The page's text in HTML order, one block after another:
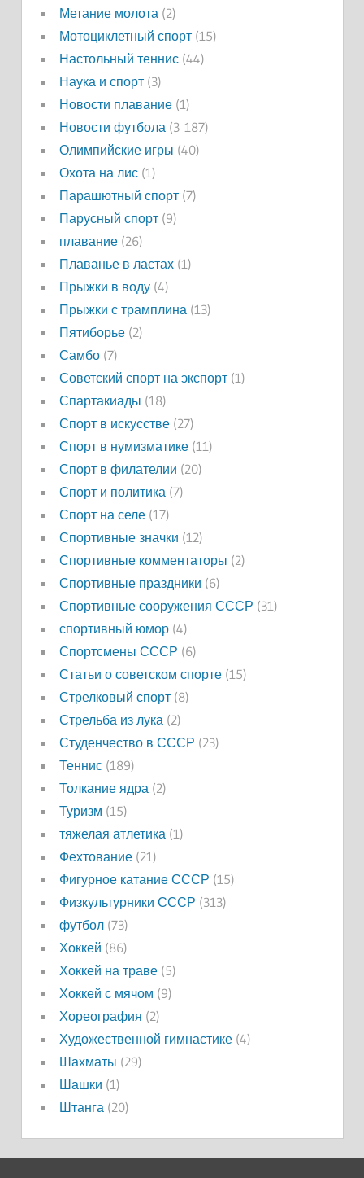
Метание молота (2)
Мотоциклетный спорт(15)
Настольный теннис(44)
Наука и спорт(3)
Новости плавание(1)
Новости футбола (3 187)
Олимпийские игры (40)
Охота на лис(1)
Парашютный спорт(7)
Парусный спорт(9)
плавание(26)
Плаванье в ластах(1)
Прыжки в воду(4)
Прыжки с трамплина (13)
Пятиборье(2)
Самбо(7)
Советский спорт на экспорт(1)
Спартакиады (18)
Спорт в искусстве(27)
Спорт в нумизматике(11)
Спорт в филателии (20)
Спорт и политика (7)
Спорт на селе(17)
Спортивные значки (12)
Спортивные комментаторы (2)
Спортивные праздники (6)
Спортивные сооружения СССР (31)
спортивный юмор(4)
Спортсмены СССР (6)
Статьи о советском спорте(15)
Стрелковый спорт(8)
Стрельба из лука (2)
Студенчество в СССР (23)
Теннис(189)
Толкание ядра (2)
Туризм (15)
тяжелая атлетика (1)
Фехтование(21)
Фигурное катание СССР (15)
Физкультурники СССР (313)
футбол(73)
Хоккей (86)
Хоккей на траве(5)
Хоккей с мячом (9)
Хореография (2)
Художественной гимнастике(4)
Шахматы (29)
Шашки (1)
Штанга (20)